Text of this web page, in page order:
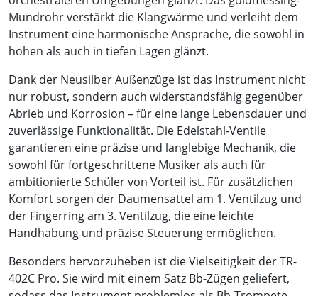
Mundrohr verstärkt die Klangwärme und verleiht dem
Instrument eine harmonische Ansprache, die sowohl in
hohen als auch in tiefen Lagen glänzt.
Dank der Neusilber Außenzüge ist das Instrument nicht
nur robust, sondern auch widerstandsfähig gegenüber
Abrieb und Korrosion – für eine lange Lebensdauer und
zuverlässige Funktionalität. Die Edelstahl-Ventile
garantieren eine präzise und langlebige Mechanik, die
sowohl für fortgeschrittene Musiker als auch für
ambitionierte Schüler von Vorteil ist. Für zusätzlichen
Komfort sorgen der Daumensattel am 1. Ventilzug und
der Fingerring am 3. Ventilzug, die eine leichte
Handhabung und präzise Steuerung ermöglichen.
Besonders hervorzuheben ist die Vielseitigkeit der TR-
402C Pro. Sie wird mit einem Satz Bb-Zügen geliefert,